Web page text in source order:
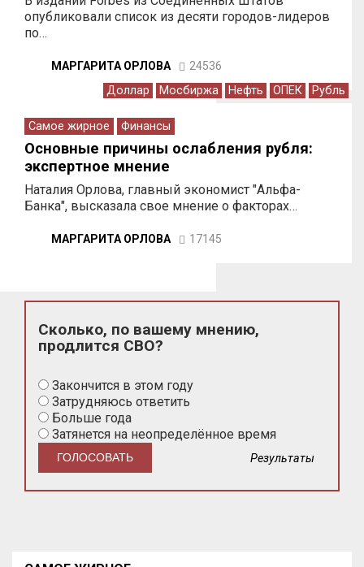
опубликовали список из десяти городов-лидеров
по…
МАРГАРИТА ОРЛОВА 24536
Доллар Мосбиржа Нефть ОПЕК Рубль
Самое жирное Финансы
Основные причины ослабления рубля:
экспертное мнение
Наталия Орлова, главный экономист "Альфа-
Банка", высказала свое мнение о факторах…
МАРГАРИТА ОРЛОВА 17145
Сколько, по вашему мнению,
продлится СВО?
Закончится в этом году
Затрудняюсь ответить
Больше года
Затянется на неопределённое время
Результаты